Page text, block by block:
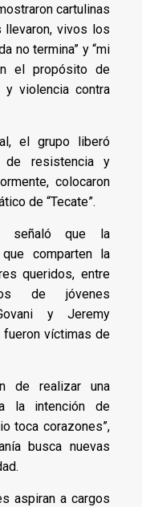
cartulinas
llevaron, vivos los
no termina” y “mi
el propósito de
violencia contra
el grupo liberó
de resistencia y
colocaron
de “Tecate”.
señaló que la
comparten la
queridos, entre
de jóvenes
y Jeremy
fueron víctimas de
de realizar una
la intención de
toca corazones”,
busca nuevas
aspiran a cargos